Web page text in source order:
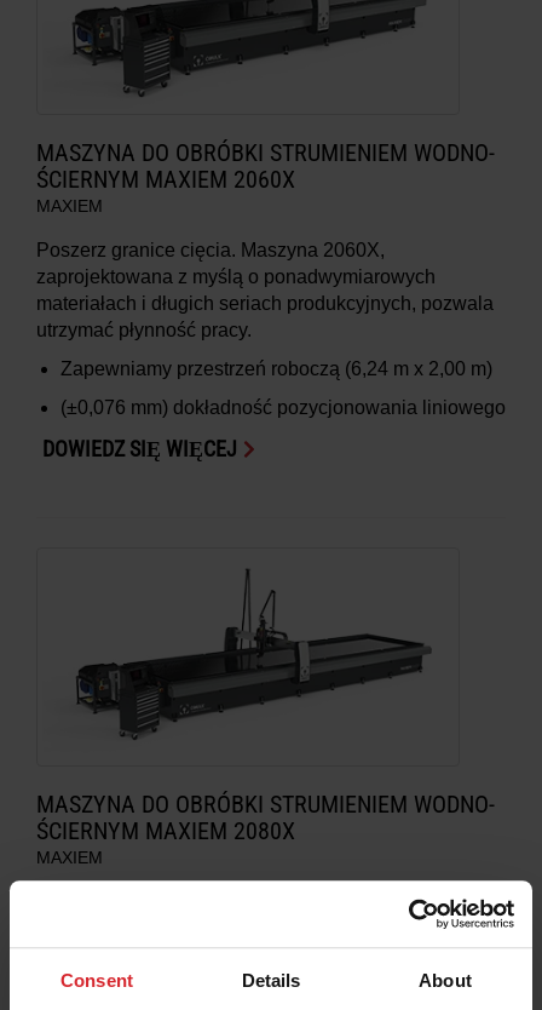
Consent Details About
MASZYNA DO OBRÓBKI STRUMIENIEM WODNO-
ŚCIERNYM MAXIEM 2060X
MAXIEM
Poszerz granice cięcia. Maszyna 2060X,
zaprojektowana z myślą o ponadwymiarowych
materiałach i długich seriach produkcyjnych, pozwala
utrzymać płynność pracy.
Zapewniamy przestrzeń roboczą (6,24 m x 2,00 m)
(±0,076 mm) dokładność pozycjonowania liniowego
DOWIEDZ SIĘ WIĘCEJ
MASZYNA DO OBRÓBKI STRUMIENIEM WODNO-
ŚCIERNYM MAXIEM 2080X
MAXIEM
Myśl szerzej. Tnij mądrzej. 2080X zapewnia
niezrównany zakres grubości cięcia w produkcji
wielkoskalowej i zastosowaniach architektonicznych.
Zapewniamy przestrzeń roboczą
(8,48 m x 2,00 m)